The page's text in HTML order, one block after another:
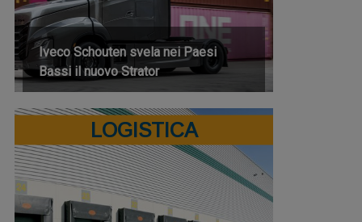
Iveco Schouten svela nei Paesi
Bassi il nuovo Strator
LOGISTICA